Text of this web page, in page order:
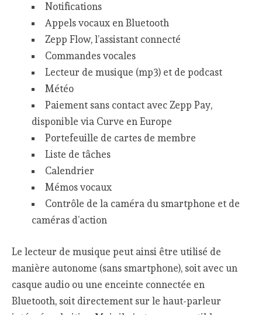
Notifications
Appels vocaux en Bluetooth
Zepp Flow, l’assistant connecté
Commandes vocales
Lecteur de musique (mp3) et de podcast
Météo
Paiement sans contact avec Zepp Pay,
disponible via Curve en Europe
Portefeuille de cartes de membre
Liste de tâches
Calendrier
Mémos vocaux
Contrôle de la caméra du smartphone et de
caméras d’action
Le lecteur de musique peut ainsi être utilisé de
manière autonome (sans smartphone), soit avec un
casque audio ou une enceinte connectée en
Bluetooth, soit directement sur le haut-parleur